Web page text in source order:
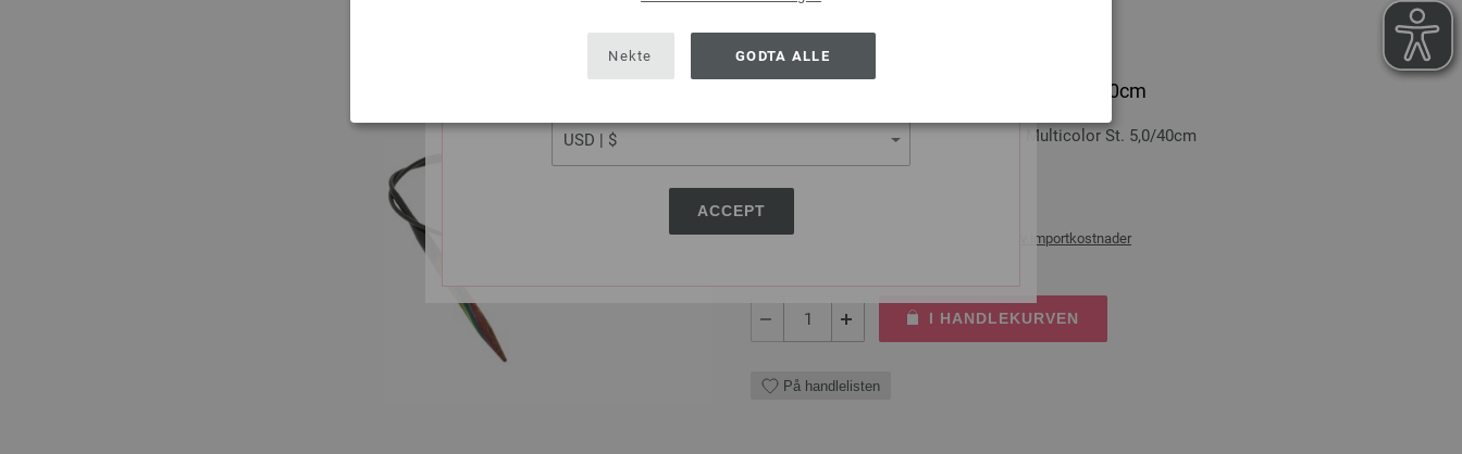
SHIPPING TO
USA - The United States of America
ACCEPT
Nekte GODTA ALLE
Rundpinne Design-tre: Multicolor St. 5,0/40cm
LANA GROSSA Rundpinne Design-tre: Multicolor St. 5,0/40cm
7,98 €
9,32 $ leverans og ev importkostnader
I HANDLEKURVEN
På handlelisten